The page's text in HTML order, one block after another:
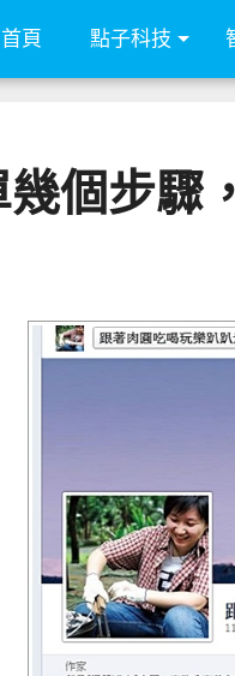
首頁 點子科技
個步驟